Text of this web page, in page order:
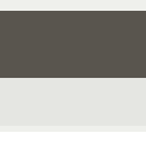
contenido